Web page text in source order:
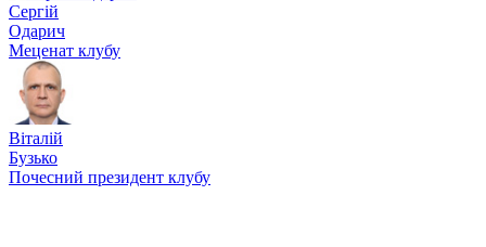
Сергій
Одарич
Меценат клубу
Віталій
Бузько
Почесний президент клубу